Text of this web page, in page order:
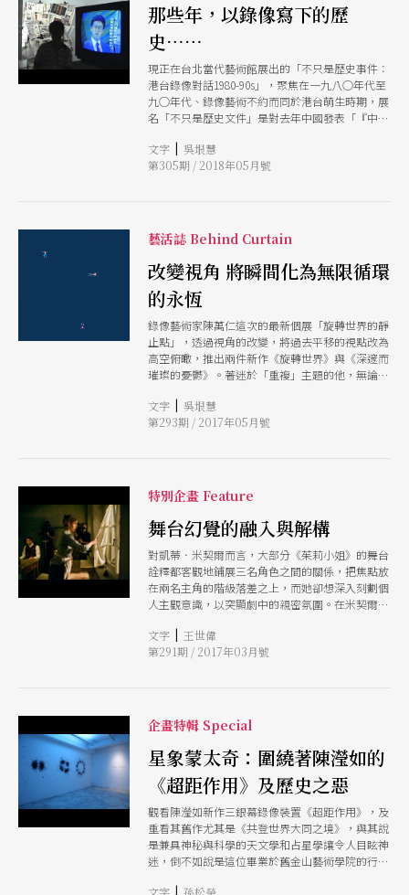
那些年，以錄像寫下的歷
史……
現正在台北當代藝術館展出的「不只是歷史事件：
港台錄像對話1980-90s」，聚焦在一九八○年代至
九○年代、錄像藝術不約而同於港台萌生時期，展
名「不只是歷史文件」是對去年中國發表「『中英
的回應，展出陳界仁、袁廣鳴、王俊傑等台灣錄像
藝術家作品外，難得系統性地俱現香港錄像藝術先
文字 | 吳垠慧
第305期 / 2018年05月號
藝活誌 Behind Curtain
改變視角 將瞬間化為無限循環
的永恆
錄像藝術家陳萬仁這次的最新個展「旋轉世界的靜
止點」，透過視角的改變，將過去平移的視點改為
高空俯瞰，推出兩件新作《旋轉世界》與《深邃而
璀璨的憂鬱》。著迷於「重複」主題的他，無論是
反而揭示一種特殊的幽默感，甚至帶點邪惡的小趣
味，但讓影像不斷重複，將稍縱即逝的瞬間化為無
文字 | 吳垠慧
第293期 / 2017年05月號
特別企畫 Feature
舞台幻覺的融入與解構
對凱蒂．米契爾而言，大部分《茱莉小姐》的舞台
詮釋都客觀地鋪展三名角色之間的關係，把焦點放
在兩名主角的階級落差之上，而她卻想深入刻劃個
人主觀意識，以突顯劇中的親密氛圍。在米契爾的
思考」的克利絲汀不再是個無關緊要的女配角，反
而成為一個瀕臨崩潰邊緣的脆弱主體。她帶領觀眾
文字 | 王世偉
第291期 / 2017年03月號
企畫特輯 Special
星象蒙太奇：圍繞著陳瀅如的
《超距作用》及歷史之惡
觀看陳瀅如新作三銀幕錄像裝置《超距作用》，及
重看其舊作尤其是《共登世界大同之境》，與其說
是兼具神秘與科學的天文學和占星學讓令人目眩神
迷，倒不如說是這位畢業於舊金山藝術學院的行為
文字 | 孫松榮